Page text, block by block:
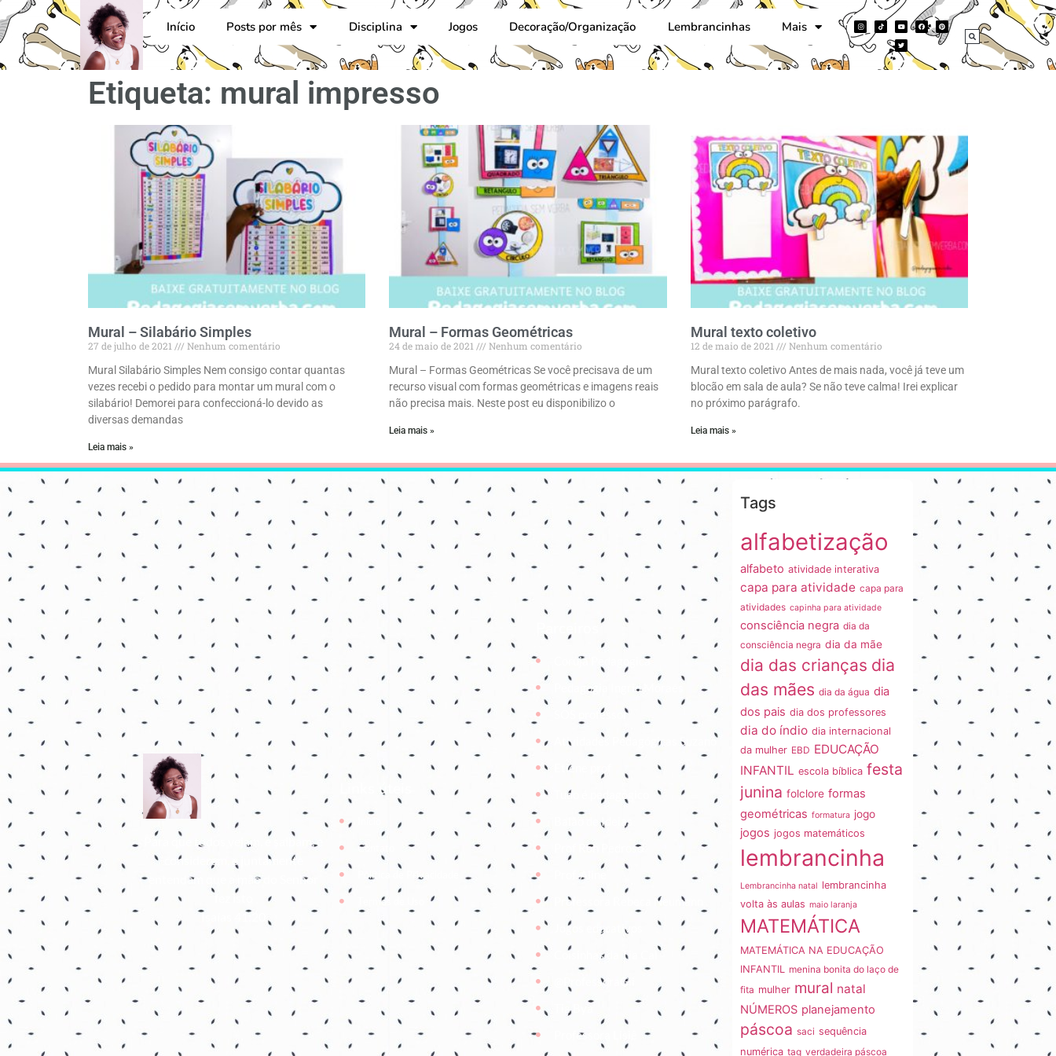
Início Posts por mês Disciplina Jogos Decoração/Organização Lembrancinhas Mais
Etiqueta: mural impresso
Mural – Silabário Simples
27 de julho de 2021
Nenhum comentário
Mural Silabário Simples Nem consigo contar quantas
vezes recebi o pedido para montar um mural com o
silabário! Demorei para confeccioná-lo devido as
diversas demandas
Leia mais »
Mural – Formas Geométricas
24 de maio de 2021
Nenhum comentário
Mural – Formas Geométricas Se você precisava de um
recurso visual com formas geométricas e imagens reais
não precisa mais. Neste post eu disponibilizo o
Leia mais »
Mural texto coletivo
12 de maio de 2021
Nenhum comentário
Mural texto coletivo Antes de mais nada, você já teve um
blocão em sala de aula? Se não teve calma! Irei explicar
no próximo parágrafo.
Leia mais »
Para que todos vejam, e saibam, e
considerem, e juntamente
entendam que a mão do Senhor
fez isto
Isaías 41:20
Links úteis
Contato
Política de Privacidade
Termos de Uso
Coruja Pedagogica
Pedagogia Ingrid Moraes
SOS professor
Atividades Pedagógicas Suzano
Etiene prof
Tudo é pedagógico
Balão de Ideias
Prof Roh Pedroso
Prof. Aline
Professora Rebeca Neumann
Jogos educativos
Coisinhas da Tia Cal
@ProfessoraGii
Tia Bya
Professora Lisiê
Tags
alfabetização
alfabeto atividade interativa
capa para atividade capa para
atividades capinha para atividade
consciência negra dia da
consciência negra dia da mãe
dia das crianças dia
das mães dia da água dia
dos pais dia dos professores
dia do índio dia internacional
da mulher EBD EDUCAÇÃO
INFANTIL escola bíblica festa
junina folclore formas
geométricas formatura jogo
jogos jogos matemáticos
lembrancinha
Lembrancinha natal lembrancinha
volta às aulas maio laranja
MATEMÁTICA
MATEMÁTICA NA EDUCAÇÃO
INFANTIL menina bonita do laço de
fita mulher mural natal
NÚMEROS planejamento
páscoa saci sequência
numérica tag verdadeira páscoa